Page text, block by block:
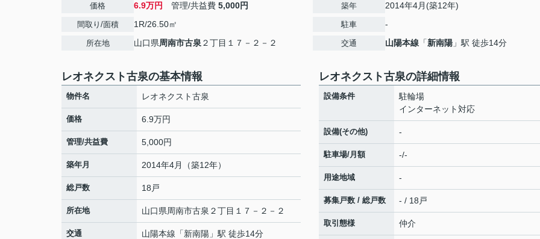
価格 6.9万円 管理/共益費 5,000円
間取り/面積 1R/26.50㎡
所在地 山口県周南市古泉 ２丁目１７－２－２
築年 2014年4月(築12年)
駐車 -
交通 山陽本線 「新南陽 」駅 徒歩14分
レオネクスト古泉の基本情報
物件名 レオネクスト古泉
価格 6.9万円
管理/共益費 5,000円
築年月 2014年4月（築12年）
総戸数 18戸
所在地 山口県周南市古泉 ２丁目１７－２－２
交通 山陽本線 「新南陽 」駅 徒歩14分
レオネクスト古泉の詳細情報
設備条件
駐輪場
インターネット対応
設備(その他) -
駐車場/月額 -/-
用途地域 -
募集戸数 / 総戸数 - / 18戸
取引態様 仲介